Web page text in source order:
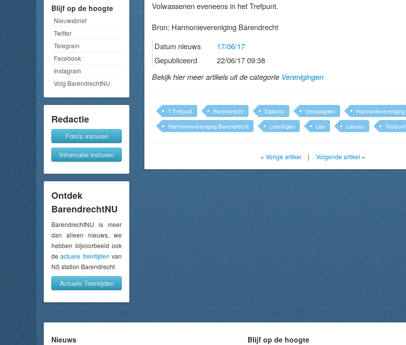
Blijf op de hoogte
Nieuwsbrief
Twitter
Telegram
Facebook
Instagram
Volg BarendrechtNU
Redactie
Foto's insturen
Informatie insturen
Ontdek
BarendrechtNU
BarendrechtNU is meer
dan alleen nieuws, we
hebben bijvoorbeeld ook
deactuele treintijden van
NS station Barendrecht
Actuele Treintijden
Volwassenen eveneens in het Trefpunt.
Bron: Harmonievereniging Barendrecht
Datum nieuws
17/06/17
Gepubliceerd
22/06/17 09:38
Bekijk hier meer artikels uit de categorie Verenigingen
't Trefpunt Barendrecht Diploma Geslaagden
Harmonievereniging
Harmonievereniging Barendrecht
Leerlingen Les Lessen Trefpunt
« Vorige artikel | Volgende artikel »
Nieuws
Blijf op de hoogte